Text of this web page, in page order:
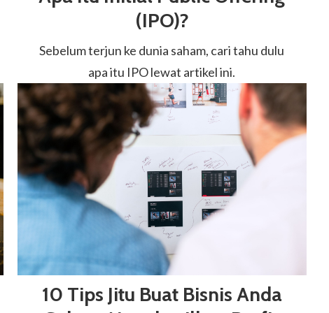
(IPO)?
Sebelum terjun ke dunia saham, cari tahu dulu
apa itu IPO lewat artikel ini.
10 Tips Jitu Buat Bisnis Anda